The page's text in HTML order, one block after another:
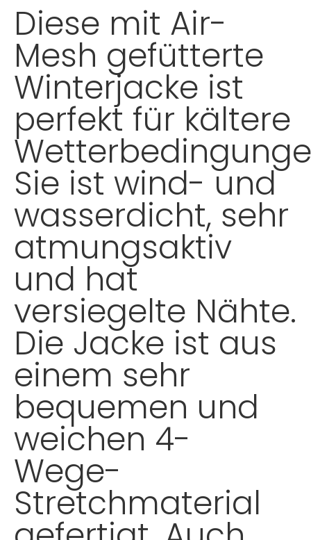
Diese mit Air-
Mesh gefütterte
Winterjacke ist
perfekt für kältere
Sie ist wind- und
wasserdicht, sehr
atmungsaktiv
und hat
versiegelte Nähte.
Die Jacke ist aus
einem sehr
bequemen und
weichen 4-
Wege-
Stretchmaterial